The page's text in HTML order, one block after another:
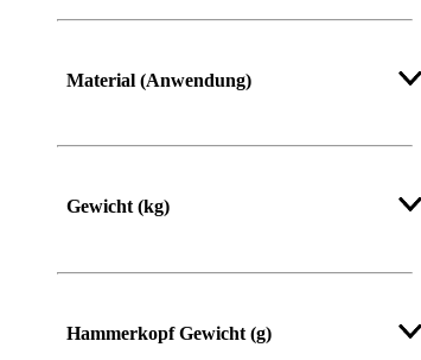
Material (Anwendung)
Gewicht (kg)
Hammerkopf Gewicht (g)